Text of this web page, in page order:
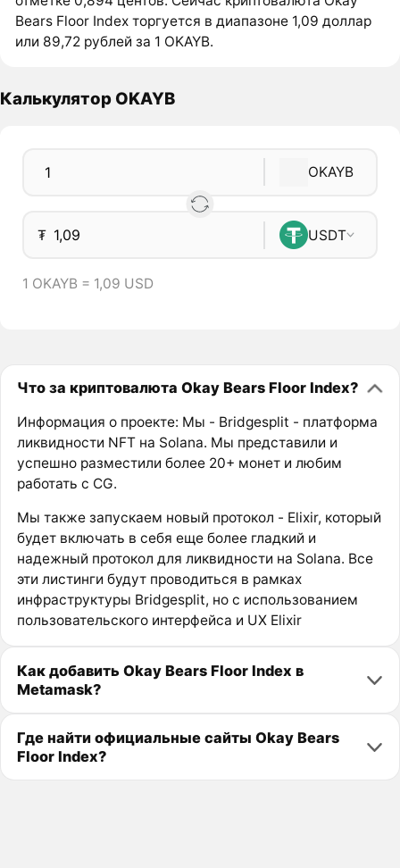
Bears Floor Index торгуется в диапазоне 1,09 доллар
или 89,72 рублей за 1 OKAYB.
Калькулятор OKAYB
OKAYB
₮ USDT
1 OKAYB = 1,09 USD
Что за криптовалюта Okay Bears Floor Index?
Информация о проекте: Мы - Bridgesplit - платформа
ликвидности NFT на Solana. Мы представили и
успешно разместили более 20+ монет и любим
работать с CG.
Мы также запускаем новый протокол - Elixir, который
будет включать в себя еще более гладкий и
надежный протокол для ликвидности на Solana. Все
эти листинги будут проводиться в рамках
инфраструктуры Bridgesplit, но с использованием
пользовательского интерфейса и UX Elixir
Как добавить Okay Bears Floor Index в
Metamask?
Где найти официальные сайты Okay Bears
Floor Index?